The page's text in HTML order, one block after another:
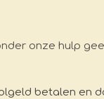
onze hulp
betalen en